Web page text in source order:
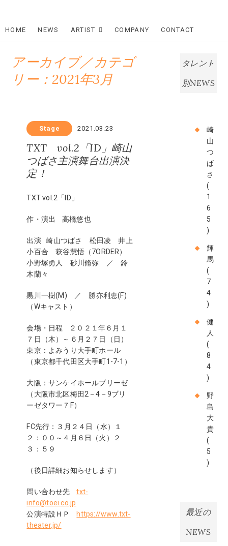
content
Company
スタードリ
ームカンパ
HOME NEWS ARTIST COMPANY CONTACT
アーカイブ／カテゴ
リー：2021年3月
Stage 2021.03.23
TXT vol.2「ID」崎山
つばさ主演舞台出演決
定！
TXT vol.2「ID」
作・演出 高橋悠也
出演 崎山つばさ 松田凌 井上
小百合 萩谷慧悟（7ORDER）
小野塚勇人 砂川脩弥 ／ 鈴
木蘭々
黒川一樹(M) ／ 勝亦利恵(F)
（Wキャスト）
会場・日程 ２０２１年６月１
７日（木）～６月２７日（日）
東京：よみうり大手町ホール
（東京都千代田区大手町1-7-1）
大阪：サンケイホールブリーゼ
（大阪市北区梅田2－4－9ブリ
ーゼタワー７F）
FC先行：３月２４日（水）１
２：００～４月６日（火）２
３：５９
（後日詳細お知らせします）
問い合わせ先txt-
info@toei.co.jp
公演特設ＨＰ
https://www.txt-
theater.jp/
タレント
別NEWS
崎
山
つ
ば
さ
(
1
6
5
)
輝
馬
(
7
4
)
健
人
(
8
4
)
野
島
大
貴
(
5
)
最近の
NEWS